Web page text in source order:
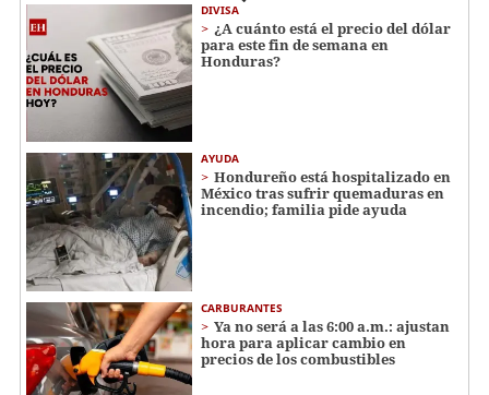
DIVISA
¿A cuánto está el precio del dólar
para este fin de semana en
Honduras?
AYUDA
Hondureño está hospitalizado en
México tras sufrir quemaduras en
incendio; familia pide ayuda
CARBURANTES
Ya no será a las 6:00 a.m.: ajustan
hora para aplicar cambio en
precios de los combustibles